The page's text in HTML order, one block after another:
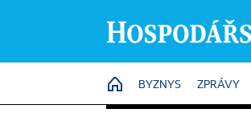
HOME
BYZNYS ZPRÁVY